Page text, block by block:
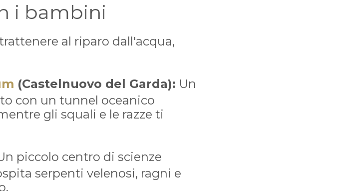
i bambini
al riparo dall'acqua,
(Castelnuovo del Garda): Un
con un tunnel oceanico
gli squali e le razze ti
piccolo centro di scienze
serpenti velenosi, ragni e